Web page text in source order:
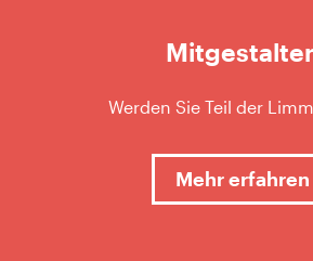
Werden Sie Teil der
Mehr erfahren